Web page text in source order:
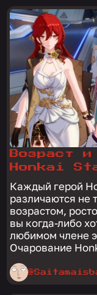
Возраст и
Honkai
Каждый герой
различаются не
возрастом,
вы когда-либо
любимом члене
Очарование